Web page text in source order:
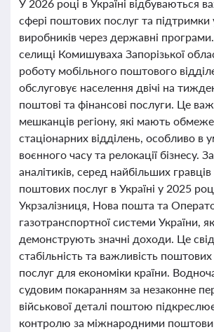
У 2026 році в Україні відбуваються
сфері поштових послуг та підтримки
виробників через державні
селищі Комишуваха Запорізької
роботу мобільного поштового
обслуговує населення двічі на
поштові та фінансові послуги. Це
мешканців регіону, які мають
стаціонарних відділень, особливо в
воєнного часу та релокації бізнесу.
аналітиків, серед найбільших гравців
поштових послуг в Україні у 2025
Укрзалізниця, Нова пошта та
газотранспортної системи України,
демонструють значні доходи. Це
стабільність та важливість
послуг для економіки країни.
судовим покаранням за незаконне
військової деталі поштою
контролю за міжнародними